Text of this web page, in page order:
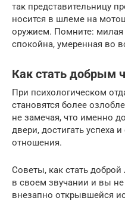
так представительницу
носится в шлеме на
оружием. Помните: милая
спокойна, умеренная во
Как стать добрым
При психологическом
становятся более
не замечая, что именно
двери, достигать успеха
отношения.
Советы, как стать
в своем звучании и вы
внезапно открывшейся